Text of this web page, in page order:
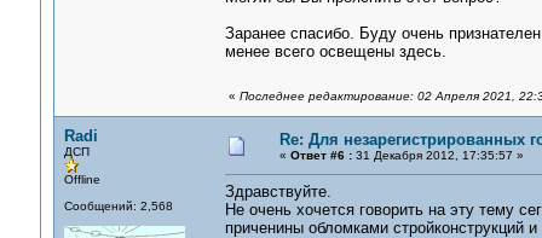
Заранее спасибо. Буду очень
менее всего освещены здесь.
« Последнее редактирование: 02 Апреля 2021,
Radi
ДСП
Offline
Сообщений: 2,568
Re: Для незарегистрированных
« Ответ #6 :31 Декабря 2012, 17:35:57 »
Здравствуйте.
Не очень хочется говорить на эту тему
приченины обломками стройконструкций и